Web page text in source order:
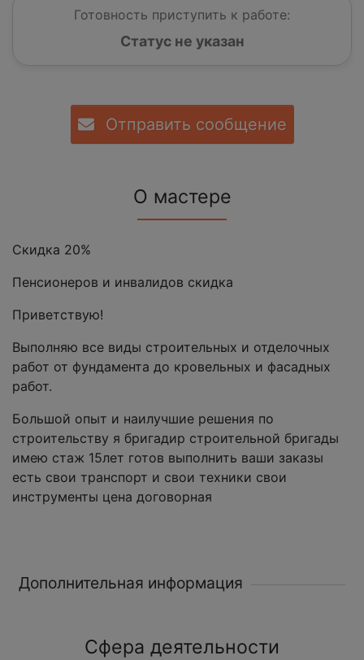
Готовность приступить к работе:
Статус не указан
Отправить сообщение
О мастере
Скидка 20%
Пенсионеров и инвалидов скидка
Приветствую!
Выполняю все виды строительных и отделочных
работ от фундамента до кровельных и фасадных
работ.
Большой опыт и наилучшие решения по
строительству я бригадир строительной бригады
имею стаж 15лет готов выполнить ваши заказы
есть свои транспорт и свои техники свои
инструменты цена договорная
Дополнительная информация
Сфера деятельности